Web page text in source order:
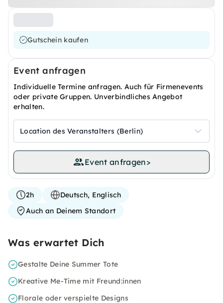
Gutschein kaufen
Event anfragen
Individuelle Termine anfragen. Auch für Firmenevents
oder private Gruppen. Unverbindliches Angebot
erhalten.
Location des Veranstalters (Berlin)
Event anfragen>
2h
Deutsch, Englisch
Auch an Deinem Standort
Was erwartet Dich
Gestalte Deine Summer Tote
Kreative Me-Time mit Freund:innen
Florale oder verspielte Designs